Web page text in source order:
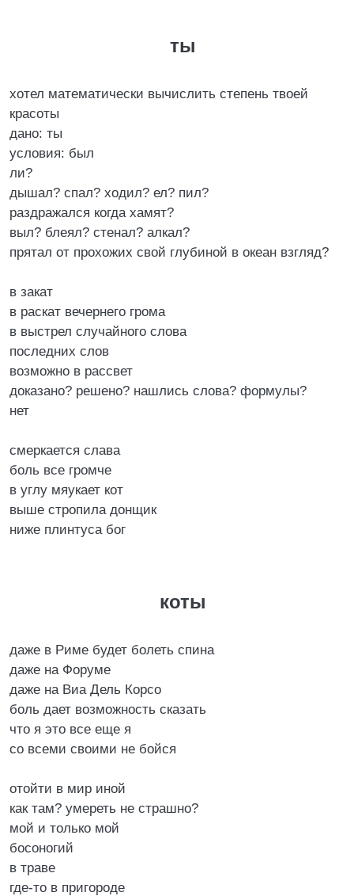
ты
хотел математически вычислить степень твоей
красоты
дано: ты
условия: был
ли?
дышал? спал? ходил? ел? пил?
раздражался когда хамят?
выл? блеял? стенал? алкал?
прятал от прохожих свой глубиной в океан взгляд?
в закат
в раскат вечернего грома
в выстрел случайного слова
последних слов
возможно в рассвет
доказано? решено? нашлись слова? формулы?
нет
смеркается слава
боль все громче
в углу мяукает кот
выше стропила донщик
ниже плинтуса бог
коты
даже в Риме будет болеть спина
даже на Форуме
даже на Виа Дель Корсо
боль дает возможность сказать
что я это все еще я
со всеми своими не бойся
отойти в мир иной
как там? умереть не страшно?
мой и только мой
босоногий
в траве
где-то в пригороде